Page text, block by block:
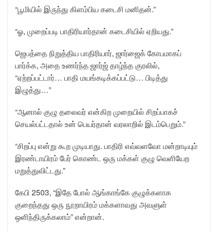
“பூமியில் இருந்து கிளம்பிய கடைசி மனிதன்.”
“ஓ, முறைப்படி பாதிரியார்தான் கடைசியில் ஏறியது.”
ஜெபத்தை நிறுத்திய பாதிரியார், ஜார்ஜைக் கோபமாகப்
பார்க்க, அதை உணர்ந்த ஜார்ஜ் தாழ்ந்த குரலில்,
“ஏற்றப்பட்டார்… பாதி மயங்கடிக்கப்பட்டு… பிடித்து
இழுத்து…”
“ஆனால் குழு தலைவர் என்கிற முறையில் சிறப்பாகச்
செயல்பட்டதால் உன் பெயர்தான் வரலாறில் இடம்பெறும்.”
“சிறப்பு என்று கூற முடியாது. பாதிரி எவ்வளவோ மன்றாடியும்
இரண்டாயிரம் பேர் கொண்ட ஒரு மக்கள் குழு வெளியேற
மறுத்துவிட்டது.”
கேபி 2503, “இதே போல் ஆங்காங்கே குழுக்களாக
குறைந்தது ஒரு நூறாயிரம் மக்களாவது அவளுள்
ஒளிந்திருக்கலாம்” என்றான்.